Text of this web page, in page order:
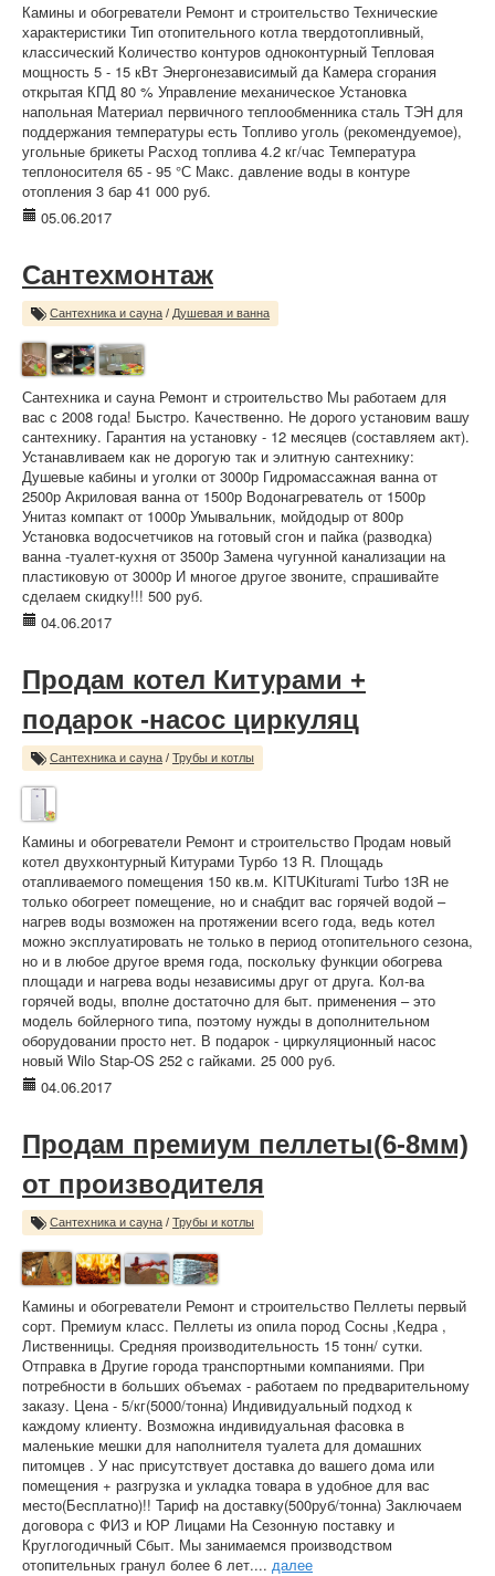
Камины и обогреватели Ремонт и строительство Технические
характеристики Тип отопительного котла твердотопливный,
классический Количество контуров одноконтурный Тепловая
мощность 5 - 15 кВт Энергонезависимый да Камера сгорания
открытая КПД 80 % Управление механическое Установка
напольная Материал первичного теплообменника сталь ТЭН для
поддержания температуры есть Топливо уголь (рекомендуемое),
угольные брикеты Расход топлива 4.2 кг/час Температура
теплоносителя 65 - 95 °С Макс. давление воды в контуре
отопления 3 бар 41 000 руб.
05.06.2017
Сантехмонтаж
Сантехника и сауна / Душевая и ванна
Сантехника и сауна Ремонт и строительство Мы работаем для
вас с 2008 года! Быстро. Качественно. Не дорого установим вашу
сантехнику. Гарантия на установку - 12 месяцев (составляем акт).
Устанавливаем как не дорогую так и элитную сантехнику:
Душевые кабины и уголки от 3000р Гидромассажная ванна от
2500р Акриловая ванна от 1500р Водонагреватель от 1500р
Унитаз компакт от 1000р Умывальник, мойдодыр от 800р
Установка водосчетчиков на готовый сгон и пайка (разводка)
ванна -туалет-кухня от 3500р Замена чугунной канализации на
пластиковую от 3000р И многое другое звоните, спрашивайте
сделаем скидку!!! 500 руб.
04.06.2017
Продам котел Китурами +
подарок -насос циркуляц
Сантехника и сауна / Трубы и котлы
Камины и обогреватели Ремонт и строительство Продам новый
котел двухконтурный Китурами Турбо 13 R. Площадь
отапливаемого помещения 150 кв.м. KITUKiturami Turbo 13R не
только обогреет помещение, но и снабдит вас горячей водой –
нагрев воды возможен на протяжении всего года, ведь котел
можно эксплуатировать не только в период отопительного сезона,
но и в любое другое время года, поскольку функции обогрева
площади и нагрева воды независимы друг от друга. Кол-ва
горячей воды, вполне достаточно для быт. применения – это
модель бойлерного типа, поэтому нужды в дополнительном
оборудовании просто нет. В подарок - циркуляционный насос
новый Wilo Stap-OS 252 c гайками. 25 000 руб.
04.06.2017
Продам премиум пеллеты(6-8мм)
от производителя
Сантехника и сауна / Трубы и котлы
Камины и обогреватели Ремонт и строительство Пеллеты первый
сорт. Премиум класс. Пеллеты из опила пород Сосны ,Кедра ,
Лиственницы. Средняя производительность 15 тонн/ сутки.
Отправка в Другие города транспортными компаниями. При
потребности в больших объемах - работаем по предварительному
заказу. Цена - 5/кг(5000/тонна) Индивидуальный подход к
каждому клиенту. Возможна индивидуальная фасовка в
маленькие мешки для наполнителя туалета для домашних
питомцев . У нас присутствует доставка до вашего дома или
помещения + разгрузка и укладка товара в удобное для вас
место(Бесплатно)!! Тариф на доставку(500руб/тонна) Заключаем
договора с ФИЗ и ЮР Лицами На Сезонную поставку и
Круглогодичный Сбыт. Мы занимаемся производством
отопительных гранул более 6 лет.... далее